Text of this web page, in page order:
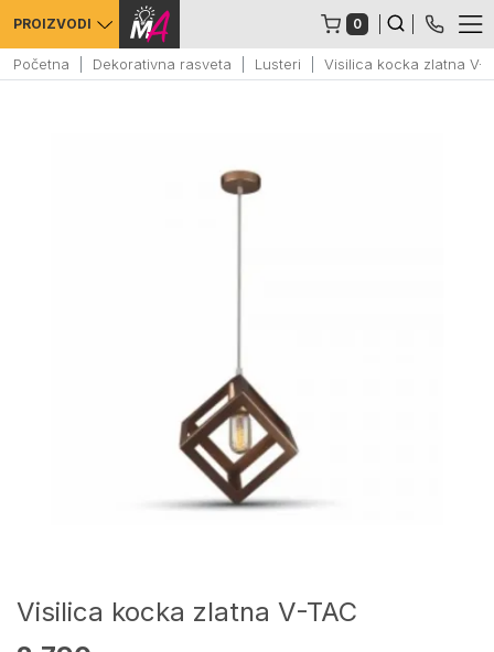
PROIZVODI 0
Početna Dekorativna rasveta Lusteri Visilica kocka zlatna V-
Visilica kocka zlatna V-TAC